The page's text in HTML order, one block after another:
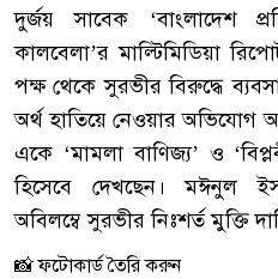
দুর্জয় সাবেক ‘বাংলাদেশ
কালবেলা’র মাল্টিমিডিয়া
পক্ষ থেকে সুরভীর বিরুদ্ধে
অর্থ হাতিয়ে নেওয়ার অভিযোগ
একে ‘মামলা বাণিজ্য’ ও
হিসেবে দেখছেন। মঈনুল
অবিলম্বে সুরভীর নিঃশর্ত মুক্তি
📸 ফটোকার্ড তৈরি করুন